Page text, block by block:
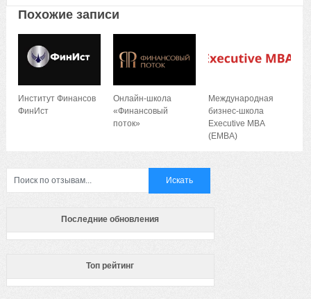
Похожие записи
Институт Финансов
ФинИст
Онлайн-школа
«Финансовый
поток»
Международная
бизнес-школа
Executive MBA
(EMBA)
Последние обновления
Топ рейтинг